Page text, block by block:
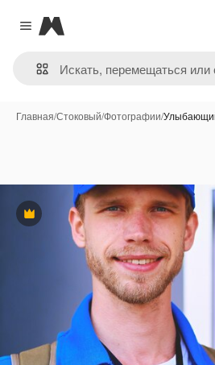
Close menu
Magnific
Главная/Стоковый/Фотографии/
Премиум